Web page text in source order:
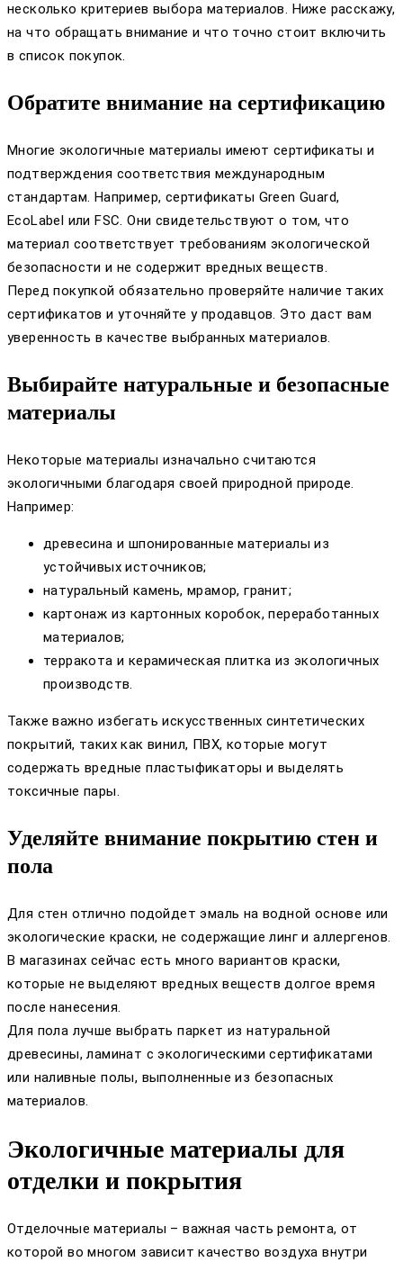
несколько критериев выбора материалов. Ниже расскажу,
на что обращать внимание и что точно стоит включить
в список покупок.
Обратите внимание на сертификацию
Многие экологичные материалы имеют сертификаты и
подтверждения соответствия международным
стандартам. Например, сертификаты Green Guard,
EcoLabel или FSC. Они свидетельствуют о том, что
материал соответствует требованиям экологической
безопасности и не содержит вредных веществ.
Перед покупкой обязательно проверяйте наличие таких
сертификатов и уточняйте у продавцов. Это даст вам
уверенность в качестве выбранных материалов.
Выбирайте натуральные и безопасные
материалы
Некоторые материалы изначально считаются
экологичными благодаря своей природной природе.
Например:
древесина и шпонированные материалы из
устойчивых источников;
натуральный камень, мрамор, гранит;
картонаж из картонных коробок, переработанных
материалов;
терракота и керамическая плитка из экологичных
производств.
Также важно избегать искусственных синтетических
покрытий, таких как винил, ПВХ, которые могут
содержать вредные пластыфикаторы и выделять
токсичные пары.
Уделяйте внимание покрытию стен и
пола
Для стен отлично подойдет эмаль на водной основе или
экологические краски, не содержащие линг и аллергенов.
В магазинах сейчас есть много вариантов краски,
которые не выделяют вредных веществ долгое время
после нанесения.
Для пола лучше выбрать паркет из натуральной
древесины, ламинат с экологическими сертификатами
или наливные полы, выполненные из безопасных
материалов.
Экологичные материалы для
отделки и покрытия
Отделочные материалы – важная часть ремонта, от
которой во многом зависит качество воздуха внутри